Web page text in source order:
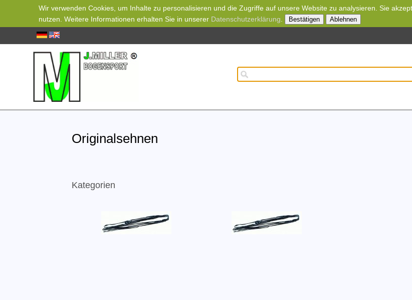
Wir verwenden Cookies, um Inhalte zu personalisieren und die Zugriffe auf unsere Website zu analysieren. Sie
nutzen. Weitere Informationen erhalten Sie in unserer Datenschutzerklärung Bestätigen Ablehnen
Originalsehnen
Kategorien